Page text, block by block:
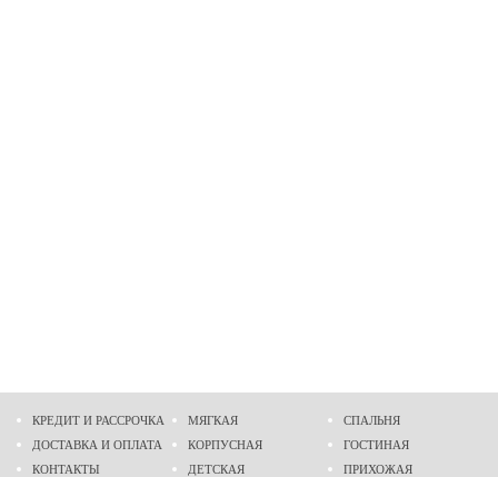
КРЕДИТ И РАССРОЧКА
ДОСТАВКА И ОПЛАТА
КОНТАКТЫ
МЯГКАЯ
КОРПУСНАЯ
ДЕТСКАЯ
СПАЛЬНЯ
ГОСТИНАЯ
ПРИХОЖАЯ